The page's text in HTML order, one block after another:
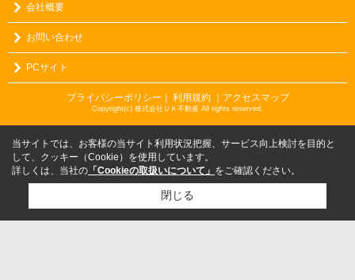
会社概要
お問い合わせ
PCサイト
プライバシーポリシー ｜ 利用規約 ｜アクセスマップ
Copyright(c) 株式会社ＵＫ不動産 All rights reserved.
当サイトでは、お客様の当サイト利用状況把握、サービス向上検討を目的と
して、クッキー（Cookie）を使用しています。
詳しくは、当社の 「Cookieの取扱いについて」 をご確認ください。
閉じる